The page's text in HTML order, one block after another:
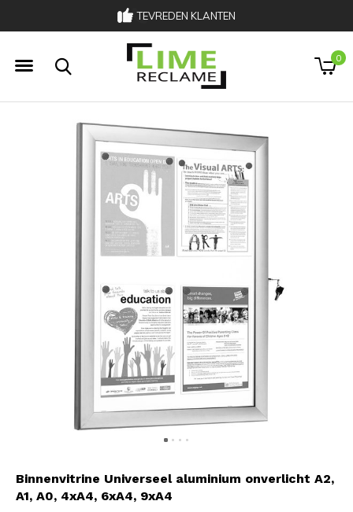
TEVREDEN KLANTEN
033 303 00 02
0
Binnenvitrine Universeel aluminium onverlicht A2,
A1, A0, 4xA4, 6xA4, 9xA4